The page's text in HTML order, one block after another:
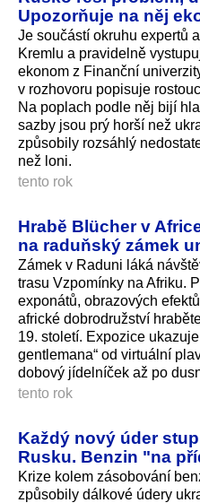
Upozorňuje na něj
Je součástí okruhu expertů
Kremlu a pravidelně
ekonom z Finanční
v rozhovoru popisuje
Na poplach podle něj bijí
sazby jsou prý horší než
způsobily rozsáhlý
než loni.
tento rok
Hrabě Blücher v
na raduňský zámek
Zámek v Raduni láká
trasu Vzpomínky na Afriku.
exponátů, obrazových
africké dobrodružství
19. století. Expozice
gentlemana“ od virtuální
dobový jídelníček až po
tento rok
Každý nový úder
Rusku. Benzin "na
Krize kolem zásobování
způsobily dálkové údery